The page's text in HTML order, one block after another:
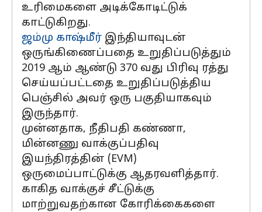
உரிமைகளை அடிக்கோடிட்டுக்
காட்டுகிறது.
ஜம்மு காஷ்மீர் இந்தியாவுடன்
ஒருங்கிணைப்பதை உறுதிப்படுத்தும்
2019 ஆம் ஆண்டு 370 வது பிரிவு ரத்து
செய்யப்பட்டதை உறுதிப்படுத்திய
பெஞ்சில் அவர் ஒரு பகுதியாகவும்
இருந்தார்.
முன்னதாக, நீதிபதி கண்ணா,
மின்னணு வாக்குப்பதிவு
இயந்திரத்தின் (EVM)
ஒருமைப்பாட்டுக்கு ஆதரவளித்தார்.
காகித வாக்குச் சீட்டுக்கு
மாற்றுவதற்கான கோரிக்கைகளை